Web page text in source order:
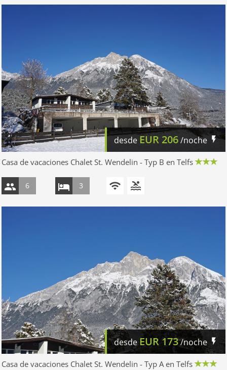
desde EUR206/noche
Casa de vacaciones Chalet St. Wendelin - Typ B en Telfs
6 3
desdeEUR 173/noche
Casa de vacaciones Chalet St. Wendelin - Typ A en Telfs